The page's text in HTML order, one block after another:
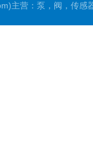
主营：泵，阀，传